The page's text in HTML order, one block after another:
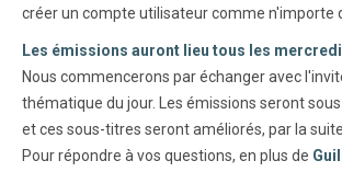
créer un compte utilisateur comme n'importe
Les émissions auront lieu tous les
Nous commencerons par échanger avec
thématique du jour. Les émissions seront
et ces sous-titres seront améliorés, par la
Pour répondre à vos questions, en plus de